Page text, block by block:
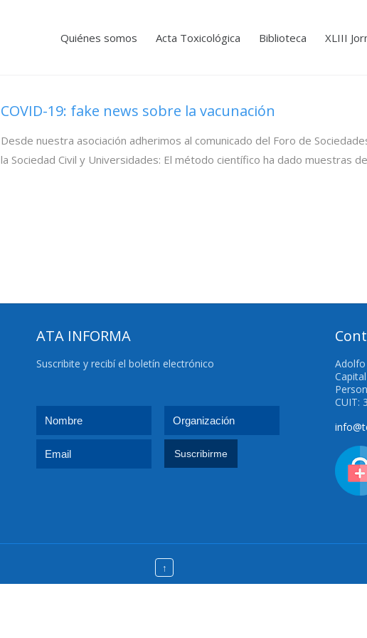
Quiénes somos Acta Toxicológica Biblioteca XLIII
COVID-19: fake news sobre la vacunación
Desde nuestra asociación adherimos al comunicado del Foro de
la Sociedad Civil y Universidades: El método científico ha dado muestras
ATA INFORMA
Suscribite y recibí el boletín electrónico
Adolfo
CUIT:
↑